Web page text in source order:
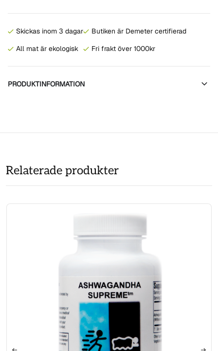
Skickas inom 3 dagar
All mat är ekologisk
Butiken är Demeter certifierad
Fri frakt över 1000kr
PRODUKTINFORMATION
Relaterade produkter